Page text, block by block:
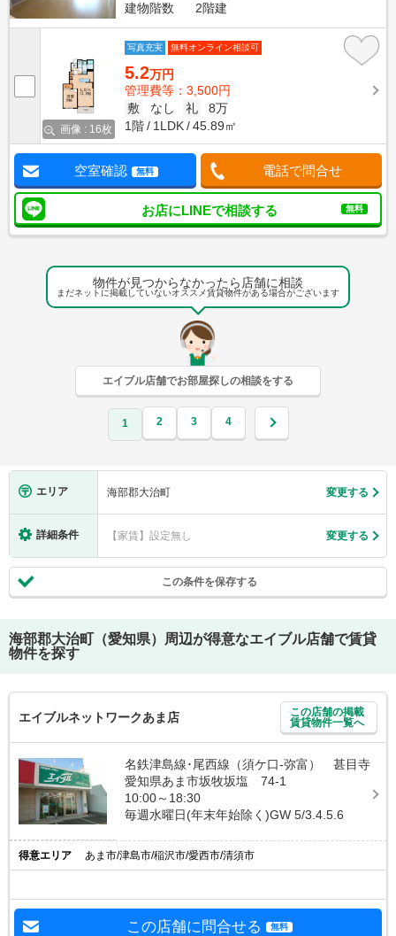
建物階数
2階建
画像 : 16枚
写真充実 無料オンライン相談可
5.2万円
管理費等：3,500円
敷
なし 礼
8万
1階
1LDK 45.89㎡
空室確認 無料 電話で問合せ
お店にLINEで相談する 無料
物件が見つからなかったら店舗に相談
まだネットに掲載していないオススメ賃貸物件がある場合がございます
エイブル店舗でお部屋探しの相談をする
1 2 3 4
エリア 海部郡大治町 変更する
詳細条件 【家賃】設定無し 変更する
この条件を保存する
海部郡大治町（愛知県）
周辺が得意なエイブル店舗で賃貸
物件を探す
エイブルネットワークあま店
この店舗の掲載
賃貸物件一覧へ
名鉄津島線･尾西線（須ケ口-弥富） 甚目寺
愛知県あま市坂牧坂塩 74-1
10:00～18:30
毎週水曜日(年末年始除く)GW 5/3.4.5.6
得意エリア あま市/津島市/稲沢市/愛西市/清須市
この店舗に問合せる 無料